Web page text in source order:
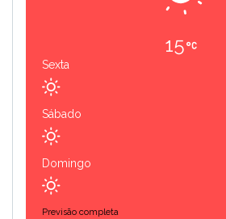
15
Sexta
Sábado
Domingo
Previsão completa